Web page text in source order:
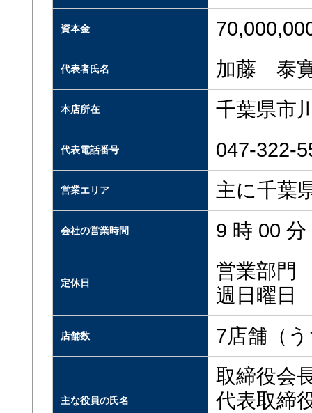
資本金
代表者氏名 加藤 泰
本店所在 千葉県市
代表電話番号 047-322-
営業エリア 主に千葉
会社の営業時間 9 時 00
定休日
営業部
週日曜日
店舗数 7店舗（
主な役員の氏名
取締役会
代表取締